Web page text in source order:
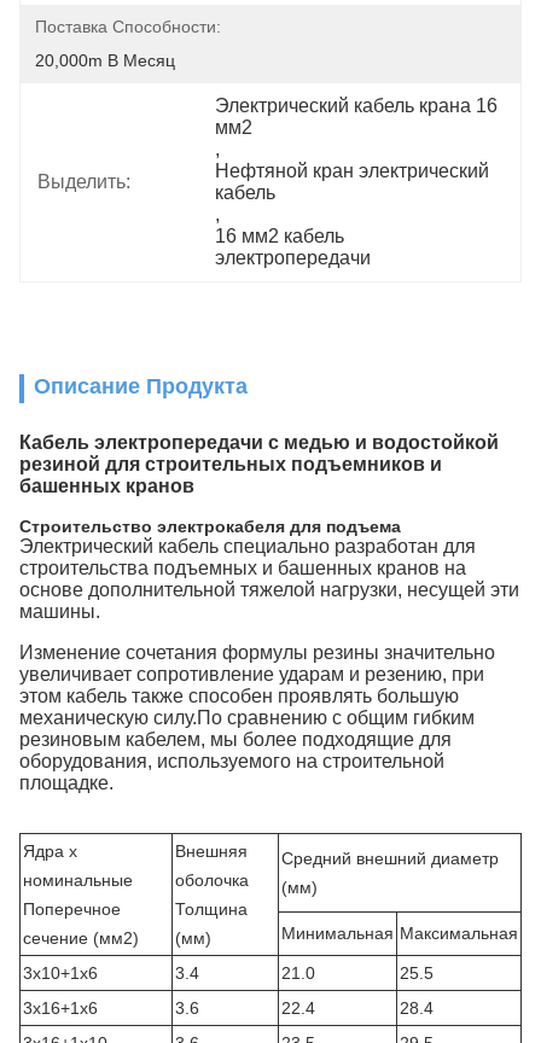
Поставка Способности:
20,000m В Месяц
Выделить:
Электрический кабель крана 16
мм2
,
Нефтяной кран электрический
кабель
,
16 мм2 кабель
электропередачи
Описание Продукта
Кабель электропередачи с медью и водостойкой
резиной для строительных подъемников и
башенных кранов
Строительство электрокабеля для подъема
Электрический кабель специально разработан для
строительства подъемных и башенных кранов на
основе дополнительной тяжелой нагрузки, несущей эти
машины.
Изменение сочетания формулы резины значительно
увеличивает сопротивление ударам и резению, при
этом кабель также способен проявлять большую
механическую силу.По сравнению с общим гибким
резиновым кабелем, мы более подходящие для
оборудования, используемого на строительной
площадке.
Ядра x
номинальные
Поперечное
сечение (мм2)
Внешняя
оболочка
Толщина
(мм)
Средний внешний диаметр
(мм)
Минимальная Максимальная
3х10+1х6 3.4 21.0
25.5
3х16+1х6
3.6 22.4
28.4